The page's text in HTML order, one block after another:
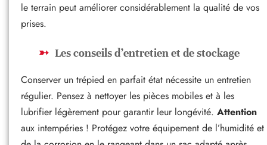
le terrain peut améliorer considérablement la qualité de vos
prises.
Les conseils d’entretien et de stockage
Conserver un trépied en parfait état nécessite un entretien
régulier. Pensez à nettoyer les pièces mobiles et à les
lubrifier légèrement pour garantir leur longévité. Attention
aux intempéries ! Protégez votre équipement de l’humidité et